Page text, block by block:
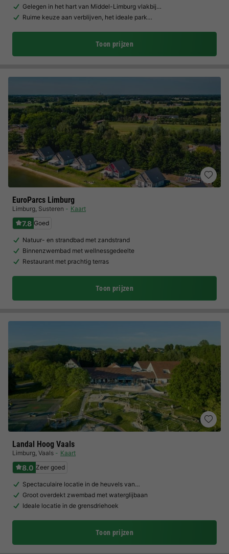
Gelegen in het hart van Middel-Limburg vlakbij…
Ruime keuze aan verblijven, het ideale park…
Toon prijzen
EuroParcs Limburg
Limburg, Susteren Kaart
7.8 Goed
Natuur- en strandbad met zandstrand
Binnenzwembad met wellnessgedeelte
Restaurant met prachtig terras
Toon prijzen
Landal Hoog Vaals
Limburg, Vaals Kaart
8.0 Zeer goed
Spectaculaire locatie in de heuvels van…
Groot overdekt zwembad met waterglijbaan
Ideale locatie in de grensdriehoek
Toon prijzen